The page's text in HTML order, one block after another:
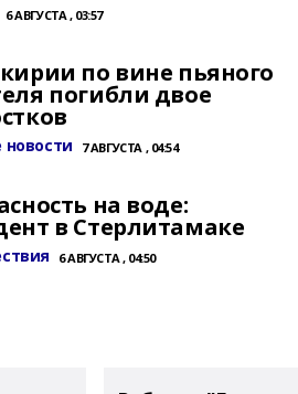
6 АВГУСТА , 03:57
по вине пьяного
погибли двое
7 АВГУСТА , 04:54
на воде:
в Стерлитамаке
6 АВГУСТА , 04:50